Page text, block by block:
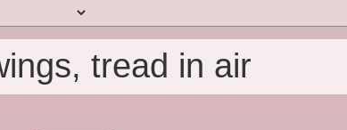
tread in air